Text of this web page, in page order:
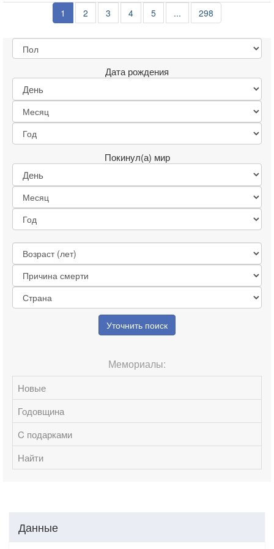
1 2 3 4 5 ... 298
Дата рождения
Покинул(а) мир
Уточнить поиск
Мемориалы:
Новые
Годовщина
C подарками
Найти
Данные